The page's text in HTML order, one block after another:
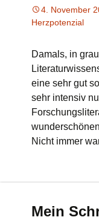
4. November
Herzpotenzial
Damals, in
eine sehr gut
sehr intensiv
Nicht immer
Mein